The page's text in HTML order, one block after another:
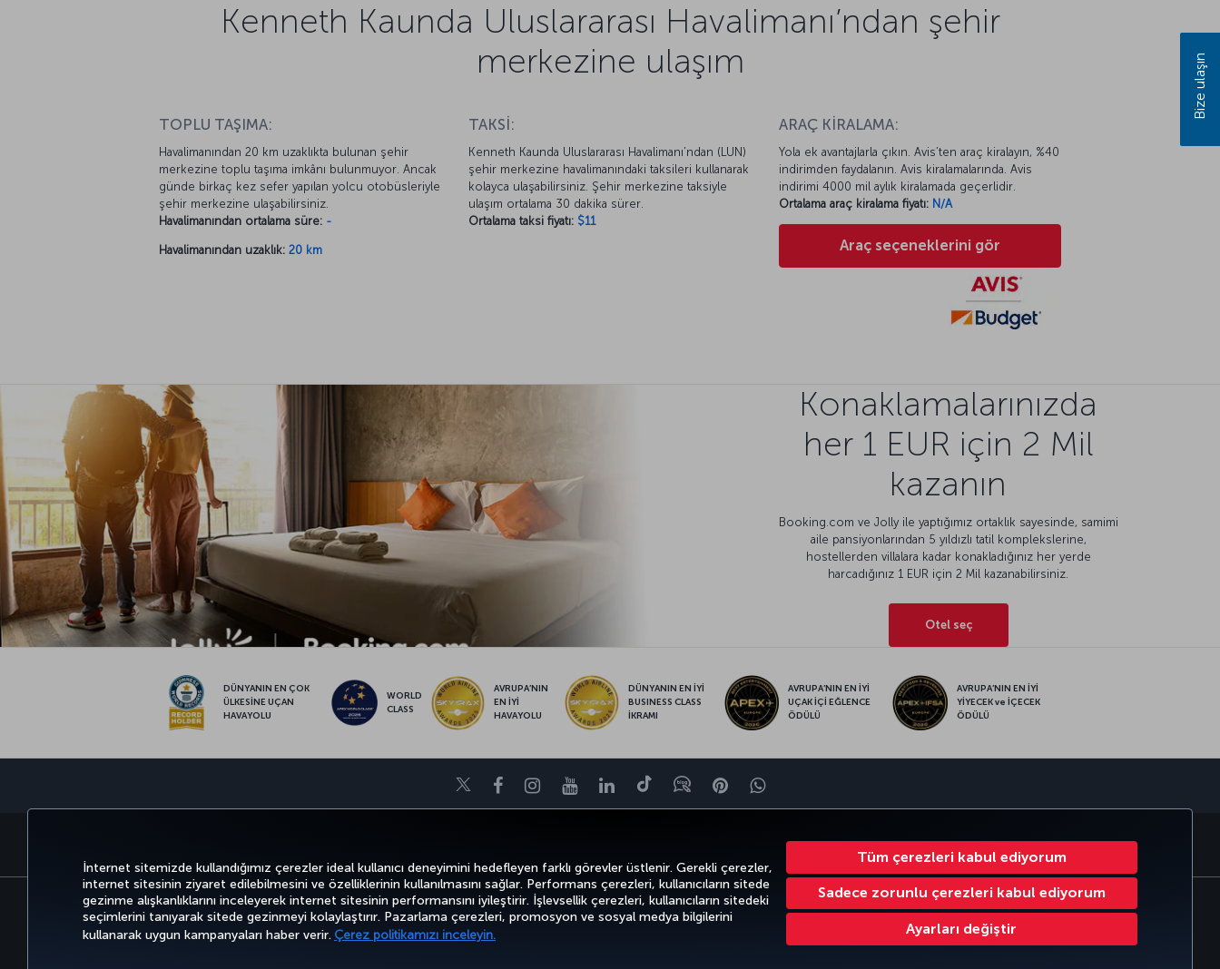
İnternet sitemizde kullandığımız çerezler ideal kullanıcı deneyimini hedefleyen farklı görevler üstlenir. Gerekli çerezler,
internet sitesinin ziyaret edilebilmesini ve özelliklerinin kullanılmasını sağlar. Performans çerezleri, kullanıcıların sitede
gezinme alışkanlıklarını inceleyerek internet sitesinin performansını iyileştirir. İşlevsellik çerezleri, kullanıcıların sitedeki
seçimlerini tanıyarak sitede gezinmeyi kolaylaştırır. Pazarlama çerezleri, promosyon ve sosyal medya bilgilerini
kullanarak uygun kampanyaları haber verir. Çerez politikamızı inceleyin.
Tüm çerezleri kabul ediyorum
Sadece zorunlu çerezleri kabul ediyorum
Ayarları değiştir
Kenneth Kaunda Uluslararası Havalimanı’ndan şehir
merkezine ulaşım
TOPLU TAŞIMA:
Havalimanından 20 km uzaklıkta bulunan şehir
merkezine toplu taşıma imkânı bulunmuyor. Ancak
günde birkaç kez sefer yapılan yolcu otobüsleriyle
şehir merkezine ulaşabilirsiniz.
Havalimanından ortalama süre: -
Havalimanından uzaklık: 20 km
TAKSİ:
Kenneth Kaunda Uluslararası Havalimanı’ndan (LUN)
şehir merkezine havalimanındaki taksileri kullanarak
kolayca ulaşabilirsiniz. Şehir merkezine taksiyle
ulaşım ortalama 30 dakika sürer.
Ortalama taksi fiyatı: $11
ARAÇ KİRALAMA:
Yola ek avantajlarla çıkın. Avis’ten araç kiralayın, %40
indirimden faydalanın. Avis kiralamalarında. Avis
indirimi 4000 mil aylık kiralamada geçerlidir.
Ortalama araç kiralama fiyatı: N/A
Araç seçeneklerini gör
Konaklamalarınızda
her 1 EUR için 2 Mil
kazanın
Booking.com ve Jolly ile yaptığımız ortaklık sayesinde, samimi
aile pansiyonlarından 5 yıldızlı tatil komplekslerine,
hostellerden villalara kadar konakladığınız her yerde
harcadığınız 1 EUR için 2 Mil kazanabilirsiniz.
Otel seç
DÜNYANIN EN ÇOK
ÜLKESİNE UÇAN
HAVAYOLU
WORLD
CLASS
AVRUPA’NIN
EN İYİ
HAVAYOLU
DÜNYANIN EN İYİ
BUSINESS CLASS
İKRAMI
AVRUPA’NIN EN İYİ
UÇAK İÇİ EĞLENCE
ÖDÜLÜ
AVRUPA’NIN EN İYİ
YİYECEK ve İÇECEK
ÖDÜLÜ
TwitterFacebookInstagram
YoutubeLinkedIn
TiktokBlogPinterestWhatsapp
TURKISH AIRLINES HOLIDAYS MILES&SMILES CORPORATE CLUB TÜRK HAVA YOLLARI
Bilgi Toplumu Hizmetleri Erişilebilirlik Gizlilik ve Çerez Politikası Yasal Uyarı Yolcu Hakları
Türk Hava Yolları A.O. Her hakkı saklıdır. © 1996 - 2026
Bize ulaşın